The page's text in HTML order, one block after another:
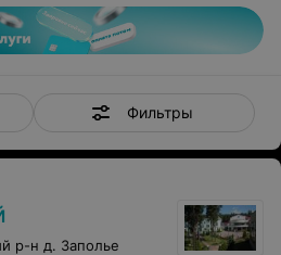
Фильтры
р-н д. Заполье